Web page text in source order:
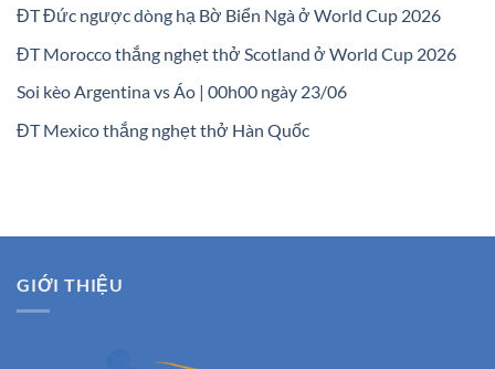
ĐT Đức ngược dòng hạ Bờ Biển Ngà ở World Cup 2026
ĐT Morocco thắng nghẹt thở Scotland ở World Cup 2026
Soi kèo Argentina vs Áo | 00h00 ngày 23/06
ĐT Mexico thắng nghẹt thở Hàn Quốc
GIỚI THIỆU